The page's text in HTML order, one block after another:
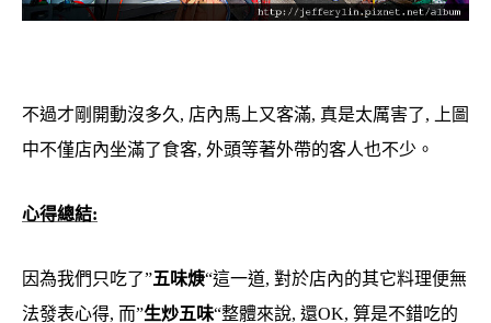
不過才剛開動沒多久, 店內馬上又客滿, 真是太厲害了, 上圖
中不僅店內坐滿了食客, 外頭等著外帶的客人也不少。
心得總結:
因為我們只吃了”五味焿“這一道, 對於店內的其它料理便無
法發表心得, 而”生炒五味“整體來說, 還OK, 算是不錯吃的